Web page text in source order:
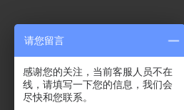
请您留言
感谢您的关注，当前客服人员不在
线，请填写一下您的信息，我们会
尽快和您联系。